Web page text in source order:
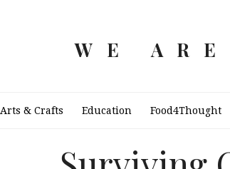
WE
Arts & Crafts Education Food4Thought